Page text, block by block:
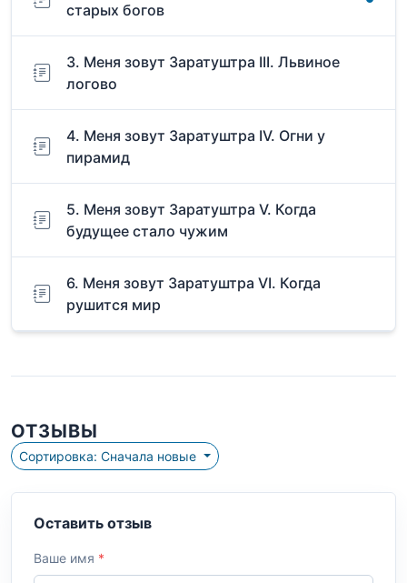
старых богов
3. Меня зовут Заратуштра III. Львиное
логово
4. Меня зовут Заратуштра IV. Огни у
пирамид
5. Меня зовут Заратуштра V. Когда
будущее стало чужим
6. Меня зовут Заратуштра VI. Когда
рушится мир
ОТЗЫВЫ
Сортировка: Сначала новые
Оставить отзыв
Ваше имя *